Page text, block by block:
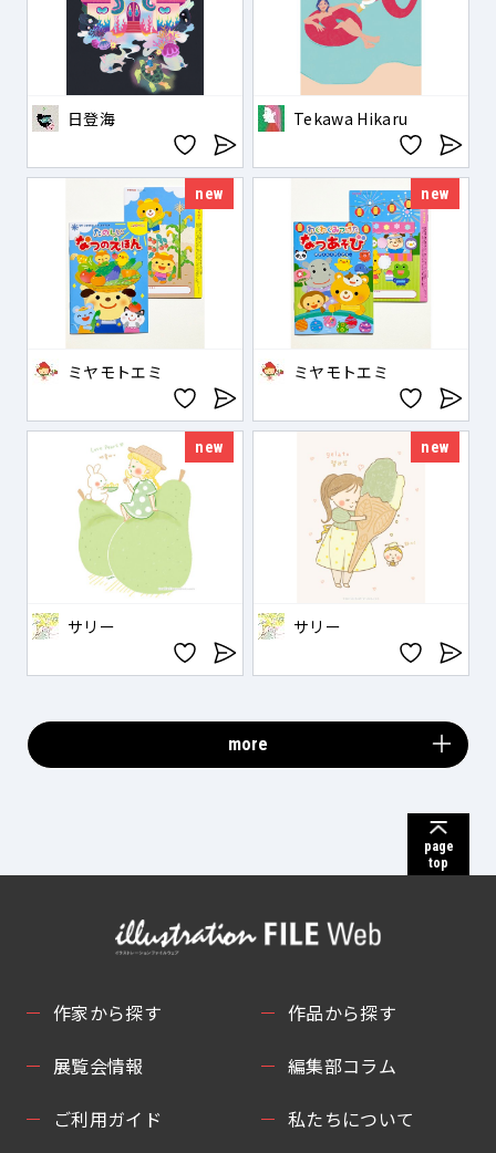
日登海 Tekawa Hikaru
new
ミヤモトエミ
new
ミヤモトエミ
new
サリー
new
サリー
more
page
top
作家から探す
作品から探す
展覧会情報
編集部コラム
ご利用ガイド
私たちについて